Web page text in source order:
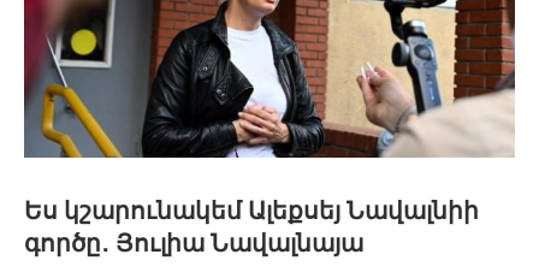
Ես կշարունակեմ Ալեքսեյ Նավալնիի
գործը․ Յուլիա Նավալնայա